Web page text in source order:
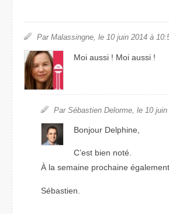
Par Malassingne, le 10 juin 2014 à
Moi aussi ! Moi aussi !
Par Sébastien Delorme, le 10 juin
Bonjour Delphine,
C’est bien noté.
À la semaine prochaine
Sébastien.